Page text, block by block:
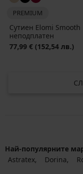
PREMIUM
Сутиен Elomi Smooth
неподплатен
77,99 € (152,54 лв.)
Най-популярните
Astratex
Dorina